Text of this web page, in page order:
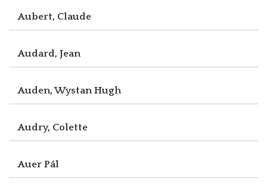
Aubert, Claude
Audard, Jean
Auden, Wystan Hugh
Audry, Colette
Auer Pál